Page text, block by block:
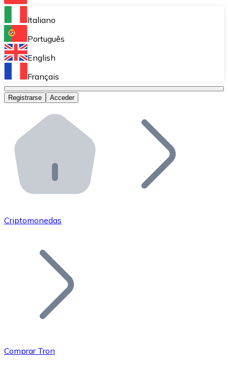
Bitnovo Ramp
Integra nuestra solución en tu plataforma.
Bitnovo Giftcards
Bitnovo OTC
Bitnovo ATM
Integra un ATM Bitnovo en tu negocio y permite que
Bitnovo API
Integra nuestra API en tu ecosistema.
Únete a nuestra red de distribuidores.
Añade tu proyecto a nuestro ecosistema.
Italiano
Português
English
Français
Registrarse Acceder
Criptomonedas
Comprar Tron